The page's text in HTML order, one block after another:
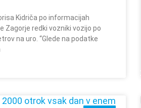
Kidriča po informacijah
Zagorje redki vozniki vozijo po
na uro. “Glede na podatke